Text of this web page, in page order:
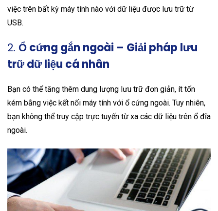
việc trên bất kỳ máy tính nào với dữ liệu được lưu trữ từ
USB.
2. Ổ cứng gắn ngoài – Giải pháp lưu
trữ dữ liệu cá nhân
Bạn có thể tăng thêm dung lượng lưu trữ đơn giản, ít tốn
kém bằng việc kết nối máy tính với ổ cứng ngoài. Tuy nhiên,
bạn không thể truy cập trực tuyến từ xa các dữ liệu trên ổ đĩa
ngoài.